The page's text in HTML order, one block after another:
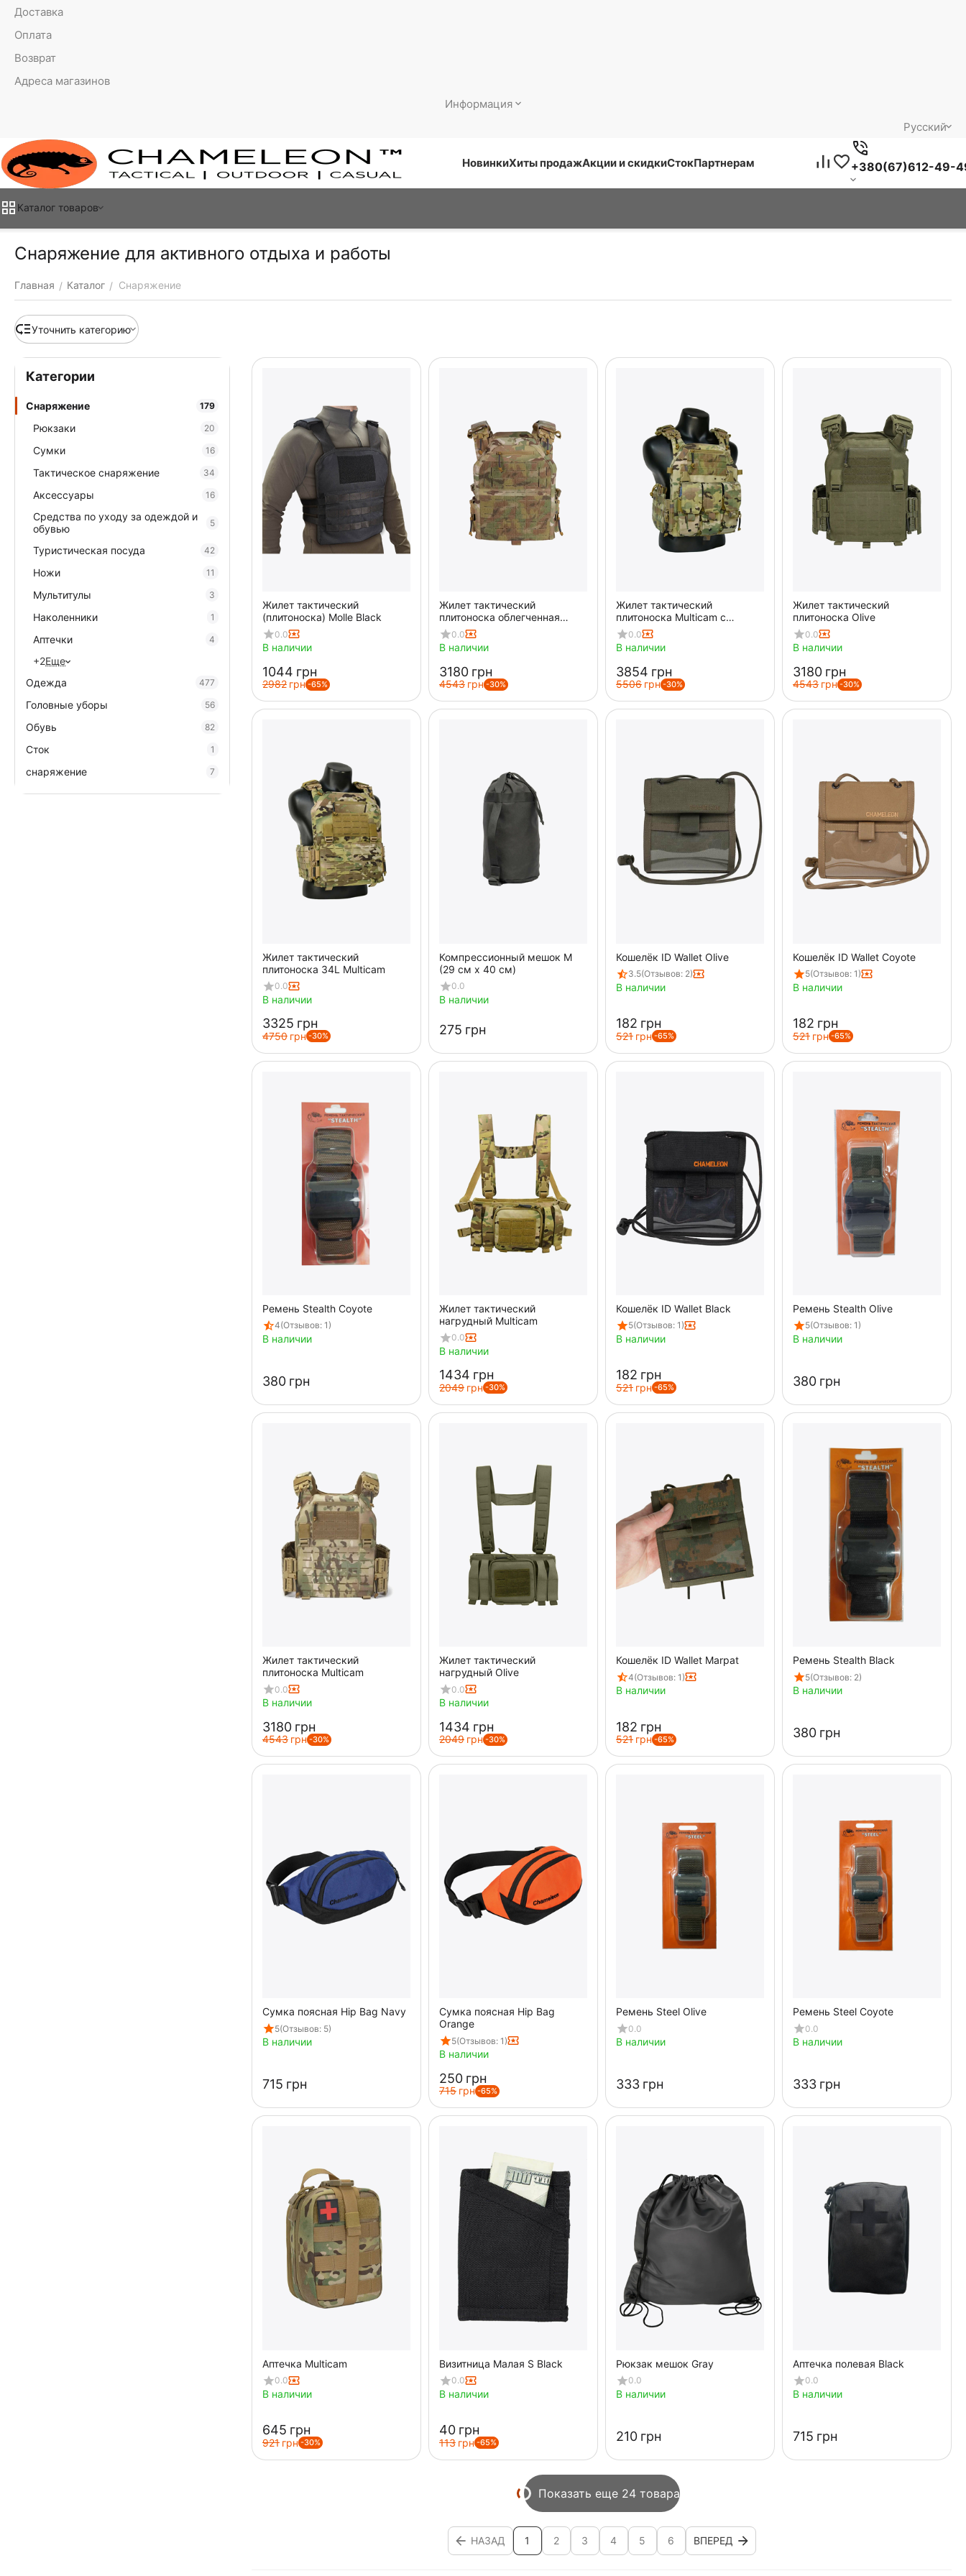
Доставка
Оплата
Возврат
Адреса магазинов
Информация
Русский
НовинкиХиты продажАкции и скидкиСтокПартнерам +380(67)612-49-
Каталог товаров
Снаряжение для активного отдыха и работы
Главная / Каталог / Снаряжение
Уточнить категорию
Жилет тактический
(плитоноска) Molle Black
0.0
В наличии
‍1044‍ грн
‍2982‍ грн -65%
Жилет тактический
плитоноска облегченная
Multicam
0.0
В наличии
‍3180‍ грн
‍4543‍ грн -30%
Жилет тактический
плитоноска Multicam с
тройным подсумком
0.0
В наличии
‍3854‍ грн
‍5506‍ грн -30%
Жилет тактический
плитоноска Olive
0.0
В наличии
‍3180‍ грн
‍4543‍ грн -30%
Жилет тактический
плитоноска 34L Multicam
0.0
В наличии
‍3325‍ грн
‍4750‍ грн -30%
Компрессионный мешок M
(29 см х 40 см)
0.0
В наличии
‍275‍ грн
Кошелёк ID Wallet Olive
3.5(Отзывов: 2)
В наличии
‍182‍ грн
‍521‍ грн -65%
Кошелёк ID Wallet Coyote
5(Отзывов: 1)
В наличии
‍182‍ грн
‍521‍ грн -65%
Ремень Stealth Coyote
4(Отзывов: 1)
В наличии
‍380‍ грн
Жилет тактический
нагрудный Multicam
0.0
В наличии
‍1434‍ грн
‍2049‍ грн -30%
Кошелёк ID Wallet Black
5(Отзывов: 1)
В наличии
‍182‍ грн
‍521‍ грн -65%
Ремень Stealth Olive
5(Отзывов: 1)
В наличии
‍380‍ грн
Жилет тактический
плитоноска Multicam
0.0
В наличии
‍3180‍ грн
‍4543‍ грн -30%
Жилет тактический
нагрудный Olive
0.0
В наличии
‍1434‍ грн
‍2049‍ грн -30%
Кошелёк ID Wallet Marpat
4(Отзывов: 1)
В наличии
‍182‍ грн
‍521‍ грн -65%
Ремень Stealth Black
5(Отзывов: 2)
В наличии
‍380‍ грн
Сумка поясная Hip Bag Navy
5(Отзывов: 5)
В наличии
‍715‍ грн
Сумка поясная Hip Bag
Orange
5(Отзывов: 1)
В наличии
‍250‍ грн
‍715‍ грн -65%
Ремень Steel Olive
0.0
В наличии
‍333‍ грн
Ремень Steel Coyote
0.0
В наличии
‍333‍ грн
Аптечка Multicam
0.0
В наличии
‍645‍ грн
‍921‍ грн -30%
Визитница Малая S Black
0.0
В наличии
‍40‍ грн
‍113‍ грн -65%
Рюкзак мешок Gray
0.0
В наличии
‍210‍ грн
Аптечка полевая Black
0.0
В наличии
‍715‍ грн
Показать еще 24 товара
НАЗАД 1 2 3 4 5 6 ВПЕРЕД
Категории
Снаряжение 179
Рюкзаки 20
Сумки 16
Тактическое снаряжение 34
Аксессуары 16
Средства по уходу за одеждой и
обувью
5
Туристическая посуда 42
Ножи 11
Мультитулы 3
Наколенники 1
Аптечки 4
+2Еще
Одежда
477
Головные уборы 56
Обувь 82
Сток 1
cнаряжение 7